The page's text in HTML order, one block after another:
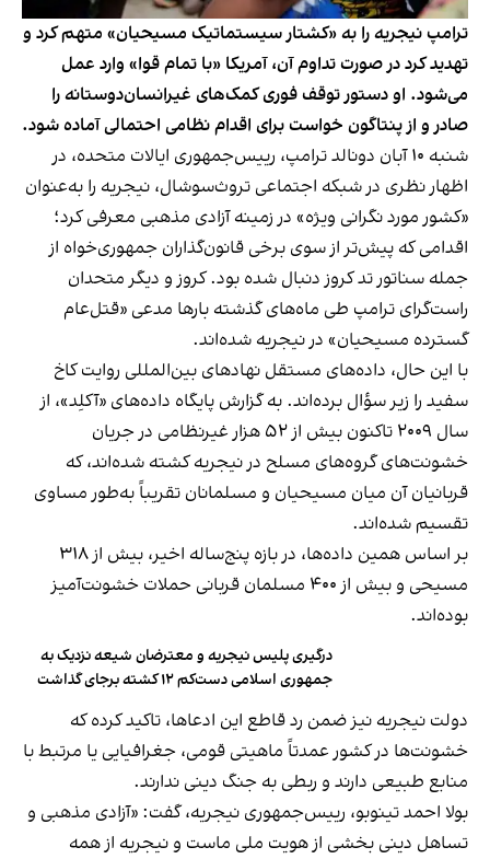
ترامپ نیجریه را به «کشتار سیستماتیک مسیحیان» متهم کرد و
تهدید کرد در صورت تداوم آن، آمریکا «با تمام قوا» وارد عمل
می‌شود. او دستور توقف فوری کمک‌های غیرانسان‌دوستانه را
صادر و از پنتاگون خواست برای اقدام نظامی احتمالی آماده شود.
شنبه ۱۰ آبان دونالد ترامپ، رییس‌جمهوری ایالات متحده، در
اظهار نظری در شبکه اجتماعی تروث‌سوشال، نیجریه را به‌عنوان
«کشور مورد نگرانی ویژه» در زمینه آزادی مذهبی معرفی کرد؛
اقدامی که پیش‌تر از سوی برخی قانون‌گذاران جمهوری‌خواه از
جمله سناتور تد کروز دنبال شده بود. کروز و دیگر متحدان
راست‌گرای ترامپ طی ماه‌های گذشته بارها مدعی «قتل‌عام
گسترده مسیحیان» در نیجریه شده‌اند.
با این حال، داده‌های مستقل نهادهای بین‌المللی روایت کاخ
سفید را زیر سؤال برده‌اند. به گزارش پایگاه داده‌های «آکلِد»، از
سال ۲۰۰۹ تاکنون بیش از ۵۲ هزار غیرنظامی در جریان
خشونت‌های گروه‌های مسلح در نیجریه کشته شده‌اند، که
قربانیان آن میان مسیحیان و مسلمانان تقریباً به‌طور مساوی
تقسیم شده‌اند.
بر اساس همین داده‌ها، در بازه پنج‌ساله اخیر، بیش از ۳۱۸
مسیحی و بیش از ۴۰۰ مسلمان قربانی حملات خشونت‌آمیز
بوده‌اند.
درگیری پلیس نیجریه و معترضان شیعه نزدیک به
جمهوری اسلامی دست‌کم ۱۲ کشته برجای گذاشت
دولت نیجریه نیز ضمن رد قاطع این ادعاها، تاکید کرده که
خشونت‌ها در کشور عمدتاً ماهیتی قومی، جغرافیایی یا مرتبط با
منابع طبیعی دارند و ربطی به جنگ دینی ندارند.
بولا احمد تینوبو، رییس‌جمهوری نیجریه، گفت: «آزادی مذهبی و
تساهل دینی بخشی از هویت ملی ماست و نیجریه از همه